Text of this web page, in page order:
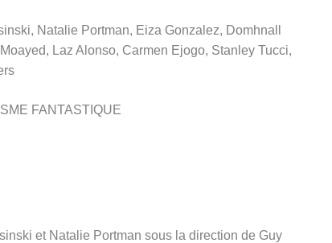
Natalie Portman, Eiza Gonzalez, Domhnall
Laz Alonso, Carmen Ejogo, Stanley Tucci,
FANTASTIQUE
et Natalie Portman sous la direction de Guy